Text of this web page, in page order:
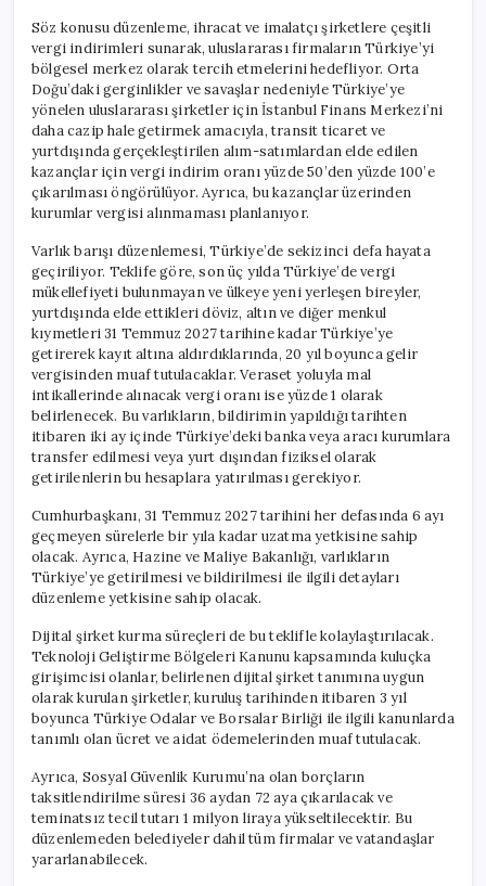
Söz konusu düzenleme, ihracat ve imalatçı şirketlere çeşitli
vergi indirimleri sunarak, uluslararası firmaların Türkiye’yi
bölgesel merkez olarak tercih etmelerini hedefliyor. Orta
Doğu’daki gerginlikler ve savaşlar nedeniyle Türkiye’ye
yönelen uluslararası şirketler için İstanbul Finans Merkezi’ni
daha cazip hale getirmek amacıyla, transit ticaret ve
yurtdışında gerçekleştirilen alım-satımlardan elde edilen
kazançlar için vergi indirim oranı yüzde 50’den yüzde 100’e
çıkarılması öngörülüyor. Ayrıca, bu kazançlar üzerinden
kurumlar vergisi alınmaması planlanıyor.
Varlık barışı düzenlemesi, Türkiye’de sekizinci defa hayata
geçiriliyor. Teklife göre, son üç yılda Türkiye’de vergi
mükellefiyeti bulunmayan ve ülkeye yeni yerleşen bireyler,
yurtdışında elde ettikleri döviz, altın ve diğer menkul
kıymetleri 31 Temmuz 2027 tarihine kadar Türkiye’ye
getirerek kayıt altına aldırdıklarında, 20 yıl boyunca gelir
vergisinden muaf tutulacaklar. Veraset yoluyla mal
intikallerinde alınacak vergi oranı ise yüzde 1 olarak
belirlenecek. Bu varlıkların, bildirimin yapıldığı tarihten
itibaren iki ay içinde Türkiye’deki banka veya aracı kurumlara
transfer edilmesi veya yurt dışından fiziksel olarak
getirilenlerin bu hesaplara yatırılması gerekiyor.
Cumhurbaşkanı, 31 Temmuz 2027 tarihini her defasında 6 ayı
geçmeyen sürelerle bir yıla kadar uzatma yetkisine sahip
olacak. Ayrıca, Hazine ve Maliye Bakanlığı, varlıkların
Türkiye’ye getirilmesi ve bildirilmesi ile ilgili detayları
düzenleme yetkisine sahip olacak.
Dijital şirket kurma süreçleri de bu teklifle kolaylaştırılacak.
Teknoloji Geliştirme Bölgeleri Kanunu kapsamında kuluçka
girişimcisi olanlar, belirlenen dijital şirket tanımına uygun
olarak kurulan şirketler, kuruluş tarihinden itibaren 3 yıl
boyunca Türkiye Odalar ve Borsalar Birliği ile ilgili kanunlarda
tanımlı olan ücret ve aidat ödemelerinden muaf tutulacak.
Ayrıca, Sosyal Güvenlik Kurumu’na olan borçların
taksitlendirilme süresi 36 aydan 72 aya çıkarılacak ve
teminatsız tecil tutarı 1 milyon liraya yükseltilecektir. Bu
düzenlemeden belediyeler dahil tüm firmalar ve vatandaşlar
yararlanabilecek.